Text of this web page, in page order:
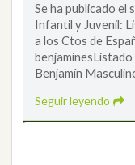
Se ha publicado el
Infantil y Juvenil:
a los Ctos de
Benjamín
Seguir leyendo